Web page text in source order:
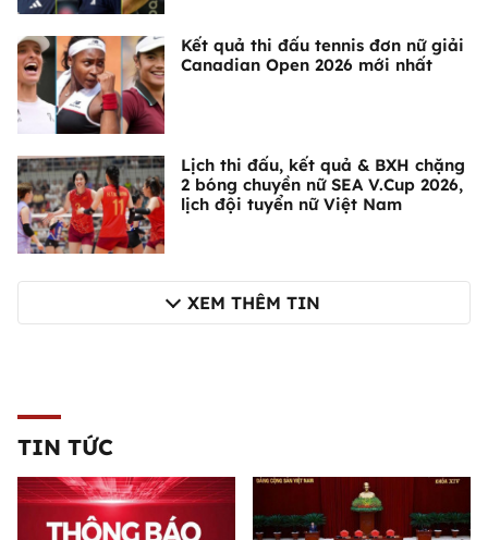
Kết quả thi đấu tennis đơn nữ giải
Canadian Open 2026 mới nhất
Lịch thi đấu, kết quả & BXH chặng
2 bóng chuyền nữ SEA V.Cup 2026,
lịch đội tuyển nữ Việt Nam
XEM THÊM TIN
TIN TỨC